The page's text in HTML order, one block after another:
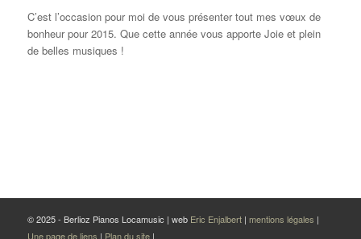
C’est l’occasion pour moi de vous présenter tout mes vœux de
bonheur pour 2015. Que cette année vous apporte Joie et plein
de belles musiques !
© 2025 - Berlioz Pianos Locamusic | web Eric Enjalbert| mentions légales |
Une page de liens | Plan du site |